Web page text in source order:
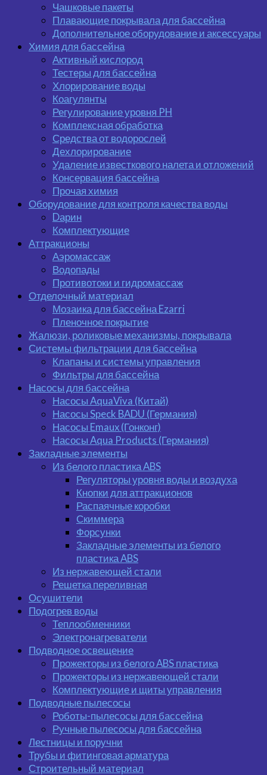
Чашковые пакеты
Плавающие покрывала для бассейна
Дополнительное оборудование и аксессуары
Химия для бассейна
Активный кислород
Тестеры для бассейна
Хлорирование воды
Коагулянты
Регулирование уровня PH
Комплексная обработка
Средства от водорослей
Дехлорирование
Удаление известкового налета и отложений
Консервация бассейна
Прочая химия
Оборудование для контроля качества воды
Dарин
Комплектующие
Аттракционы
Аэромассаж
Водопады
Противотоки и гидромассаж
Отделочный материал
Мозаика для бассейна Ezarri
Пленочное покрытие
Жалюзи, роликовые механизмы, покрывала
Системы фильтрации для бассейна
Клапаны и системы управления
Фильтры для бассейна
Насосы для бассейна
Насосы AquaViva (Китай)
Насосы Speck BADU (Германия)
Насосы Emaux (Гонконг)
Насосы Aqua Products (Германия)
Закладные элементы
Из белого пластика ABS
Регуляторы уровня воды и воздуха
Кнопки для аттракционов
Распаячные коробки
Скиммера
Форсунки
Закладные элементы из белого
пластика ABS
Из нержавеющей стали
Решетка переливная
Осушители
Подогрев воды
Теплообменники
Электронагреватели
Подводное освещение
Прожекторы из белого ABS пластика
Прожекторы из нержавеющей стали
Комплектующие и щиты управления
Подводные пылесосы
Роботы-пылесосы для бассейна
Ручные пылесосы для бассейна
Лестницы и поручни
Трубы и фитинговая арматура
Строительный материал